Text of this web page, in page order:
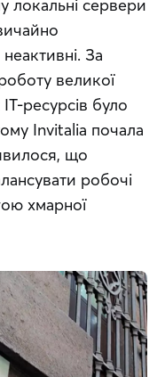
локальні сервери
За
великої
ресурсів було
Invitalia почала
що
робочі
хмарної